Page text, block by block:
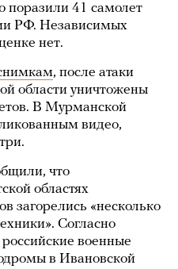
поразили 41 самолет
РФ. Независимых
нет.
, после атаки
области уничтожены
В Мурманской
видео,
что
областях
загорелись «несколько
Согласно
военные
в Ивановской